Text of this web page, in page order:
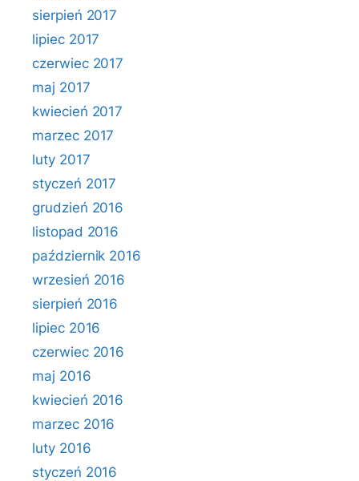
sierpień 2017
lipiec 2017
czerwiec 2017
maj 2017
kwiecień 2017
marzec 2017
luty 2017
styczeń 2017
grudzień 2016
listopad 2016
październik 2016
wrzesień 2016
sierpień 2016
lipiec 2016
czerwiec 2016
maj 2016
kwiecień 2016
marzec 2016
luty 2016
styczeń 2016